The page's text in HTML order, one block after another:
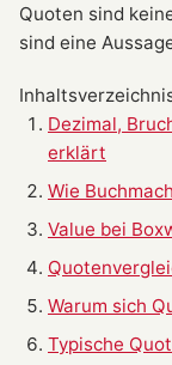
Quoten sind
sind eine
Dezimal,
erklärt
Wie
Value bei
Warum sich
Typische